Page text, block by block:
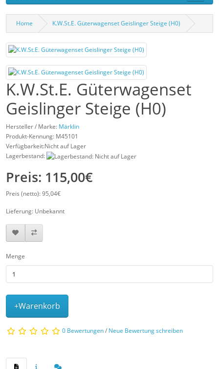
Home K.W.St.E. Güterwagenset Geislinger Steige (H0)
K.W.St.E. Güterwagenset
Geislinger Steige (H0)
Hersteller / Marke: Märklin
Produkt-Kennung: M45101
Verfügbarkeit:Nicht auf Lager
Lagerbestand:
Preis: 115,00€
Preis (netto): 95,04€
Lieferung: Unbekannt
Menge
+Warenkorb
0 Bewertungen/ Neue Bewertung schreiben